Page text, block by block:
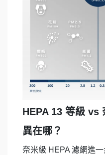
HEPA 13 等級 vs
異在哪？
奈米級 HEPA 濾網進